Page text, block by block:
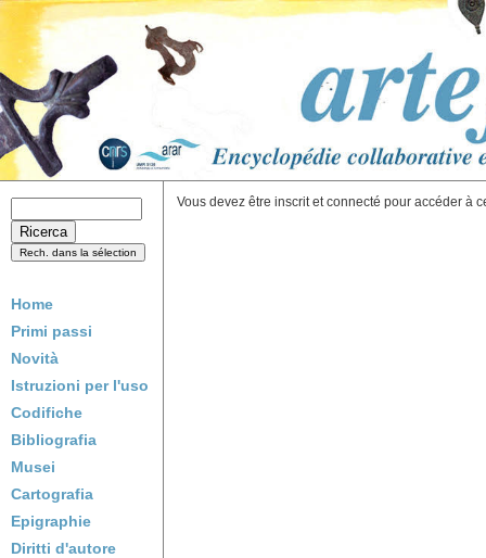
Home
Primi passi
Novità
Istruzioni per l'uso
Codifiche
Bibliografia
Musei
Cartografia
Epigraphie
Diritti d'autore
Vous devez être inscrit et connecté pour accéder à